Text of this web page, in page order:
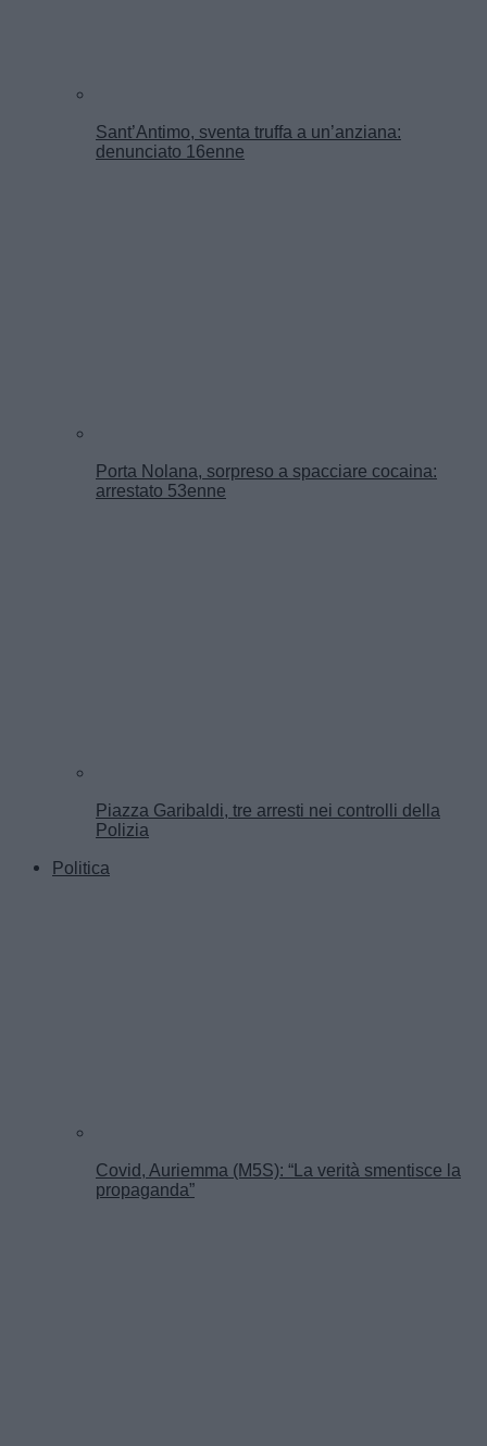
Sant’Antimo, sventa truffa a un’anziana:
denunciato 16enne
Porta Nolana, sorpreso a spacciare cocaina:
arrestato 53enne
Piazza Garibaldi, tre arresti nei controlli della
Polizia
Politica
Covid, Auriemma (M5S): “La verità smentisce la
propaganda”